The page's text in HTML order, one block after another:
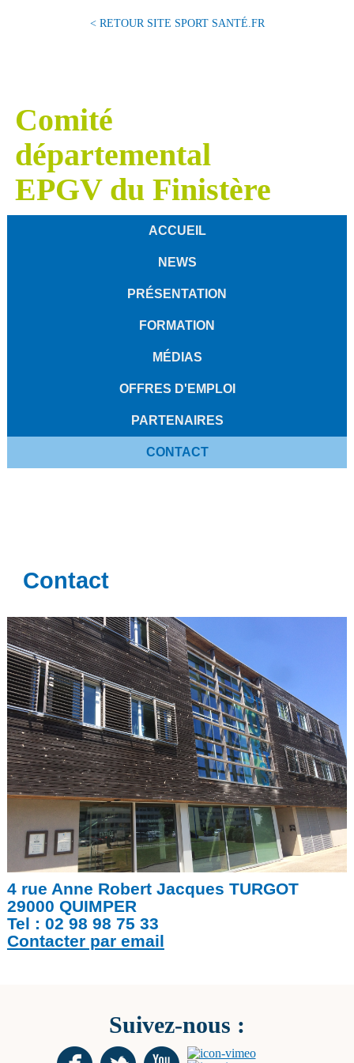
< RETOUR SITE SPORT SANTÉ.FR
Comité
départemental
EPGV du Finistère
ACCUEIL
NEWS
PRÉSENTATION
FORMATION
MÉDIAS
OFFRES D'EMPLOI
PARTENAIRES
CONTACT
Contact
4 rue Anne Robert Jacques TURGOT
29000 QUIMPER
Tel : 02 98 98 75 33
Contacter par email
Suivez-nous :